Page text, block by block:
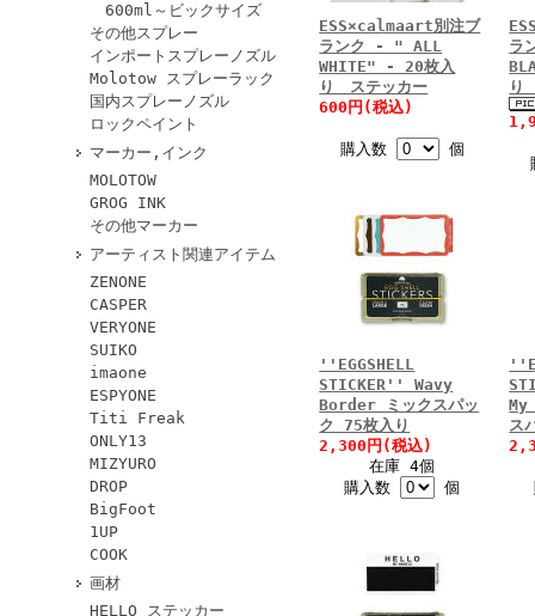
600ml～ビックサイズ
その他スプレー
インポートスプレーノズル
Molotow スプレーラック
国内スプレーノズル
ロックペイント
マーカー,インク
MOLOTOW
GROG INK
その他マーカー
アーティスト関連アイテム
ZENONE
CASPER
VERYONE
SUIKO
imaone
ESPYONE
Titi Freak
ONLY13
MIZYURO
DROP
BigFoot
1UP
COOK
画材
HELLO ステッカー
ESS×calmaart別注ブ
ランク - " ALL
WHITE" - 20枚入
り ステッカー
600円(税込)
購入数 個
ラ
り
''EGGSHELL
STICKER'' Wavy
Border ミックスパッ
ク 75枚入り
2,300円(税込)
在庫 4個
購入数
個
ス